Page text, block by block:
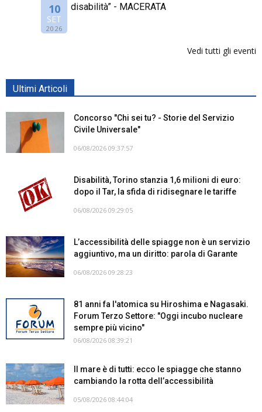
10
SET
2026
disabilità” - MACERATA
Vedi tutti gli eventi
Ultimi Articoli
Concorso "Chi sei tu? - Storie del Servizio
Civile Universale"
06/08/2026 09:37:57
Disabilità, Torino stanzia 1,6 milioni di euro:
dopo il Tar, la sfida di ridisegnare le tariffe
06/08/2026 09:29:05
L’accessibilità delle spiagge non è un servizio
aggiuntivo, ma un diritto: parola di Garante
06/08/2026 09:28:23
81 anni fa l'atomica su Hiroshima e Nagasaki.
Forum Terzo Settore: "Oggi incubo nucleare
sempre più vicino"
06/08/2026 08:39:21
Il mare è di tutti: ecco le spiagge che stanno
cambiando la rotta dell’accessibilità
05/08/2026 08:44:04